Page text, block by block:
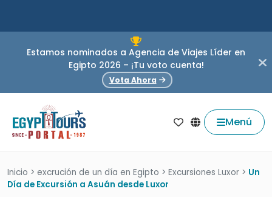
Estamos nominados a Agencia de Viajes Líder en
Egipto 2026 – ¡Tu voto cuenta!
Vota Ahora
Menú
Inicio > excrución de un día en Egipto > Excursiones Luxor > Un
Día de Excursión a Asuán desde Luxor